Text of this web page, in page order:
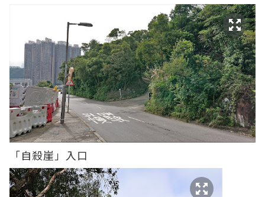
「自殺崖」入口